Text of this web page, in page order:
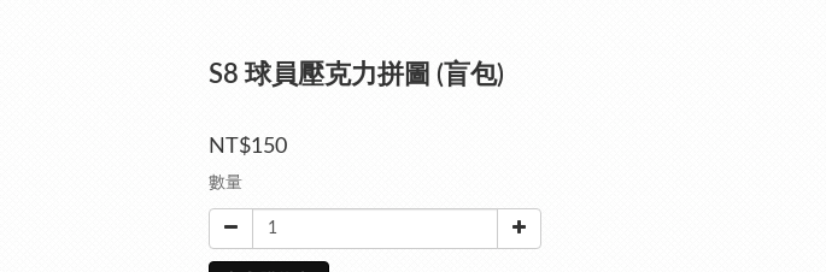
S8 球員壓克力拼圖 (盲包)
NT$150
數量